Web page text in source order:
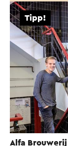
Alfa Brouwerij
Tipp!